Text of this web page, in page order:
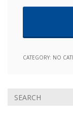
and
Academy
CATEGORY: NO